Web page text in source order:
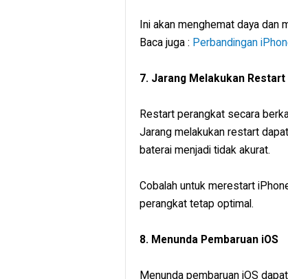
Ini akan menghemat daya dan
Baca juga : Perbandingan
7. Jarang Melakukan Restart
Restart perangkat secara
Jarang melakukan restart
baterai menjadi tidak akurat.
Cobalah untuk merestart
perangkat tetap optimal.
8. Menunda Pembaruan iOS
Menunda pembaruan iOS